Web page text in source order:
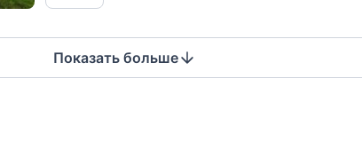
Показать больше